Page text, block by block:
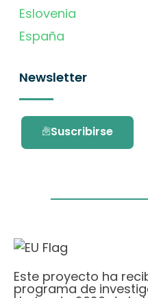
Eslovenia
España
Newsletter
Suscribirse
Este proyecto ha
programa de